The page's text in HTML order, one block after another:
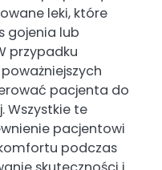
leki, które
gojenia lub
przypadku
pacjenta do
Wszystkie te
pacjentowi
podczas